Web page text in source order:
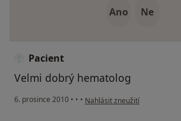
Ano Ne
Pacient
Velmi dobrý hematolog
6. prosince 2010 • • • podle názoru uživatele Pacient
Nahlásit zneužití